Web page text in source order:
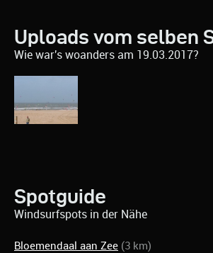
Uploads vom selben
Wie war's woanders am 19.03.2017?
Spotguide
Windsurfspots in der Nähe
Bloemendaal aan Zee (3 km)